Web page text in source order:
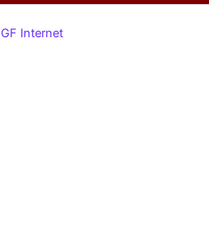
Internet